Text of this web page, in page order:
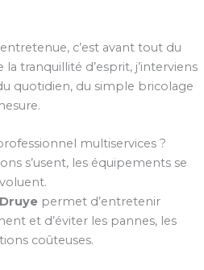
c’est avant tout du
tranquillité d’esprit, j’interviens
quotidien, du simple bricolage
multiservices ?
s’usent, les équipements se
permet d’entretenir
et d’éviter les pannes, les
coûteuses.